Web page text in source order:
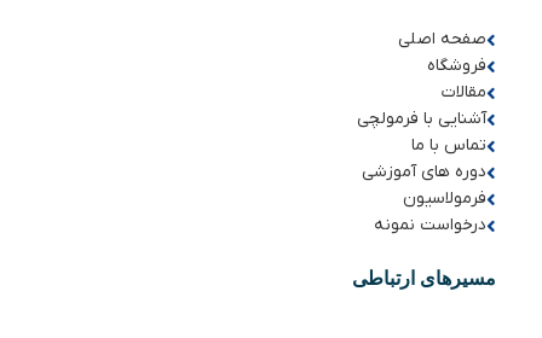
صفحه اصلی
فروشگاه
مقالات
آشنایی با فرمولچی
تماس با ما
دوره های آموزشی
فرمولاسیون
درخواست نمونه
مسیرهای ارتباطی